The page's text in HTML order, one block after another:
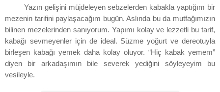
Yazın gelişini müjdeleyen sebzelerden kabakla yaptığım bir
mezenin tarifini paylaşacağım bugün. Aslında bu da mutfağımızın
bilinen mezelerinden sanıyorum. Yapımı kolay ve lezzetli bu tarif,
kabağı sevmeyenler için de ideal. Süzme yoğurt ve dereotuyla
birleşen kabağı yemek daha kolay oluyor. “Hiç kabak yemem”
diyen bir arkadaşımın bile severek yediğini söyleyeyim bu
vesileyle.